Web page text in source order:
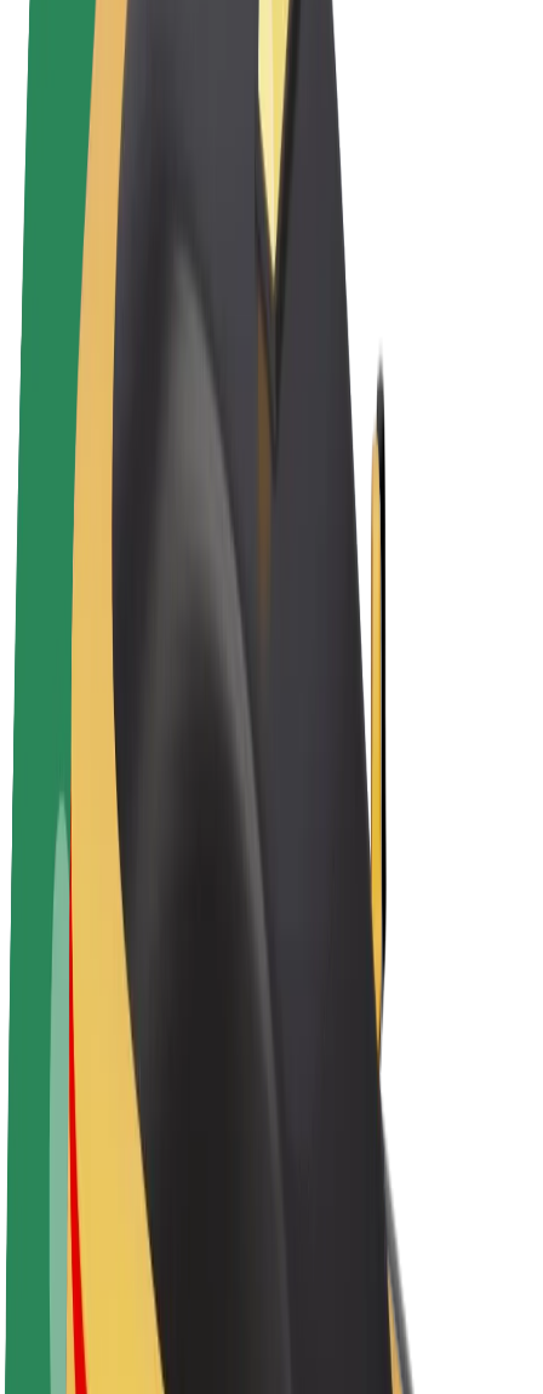
Produse
Curse
Trotinete
Bolt Market
Bolt Drive
Biciclete electrice
Bolt Plus
Câștigă cu Bolt
Câștiguri curier
Flote
Francize
Companie
Cariere
Despre Bolt
Sustenabilitatea la Bolt
Proiectul Zero
Blog
Centrul de presă
Manual de brand
Misiune
Relații cu investitorii
Conducere
Brand
Fondul Urban
Siguranță